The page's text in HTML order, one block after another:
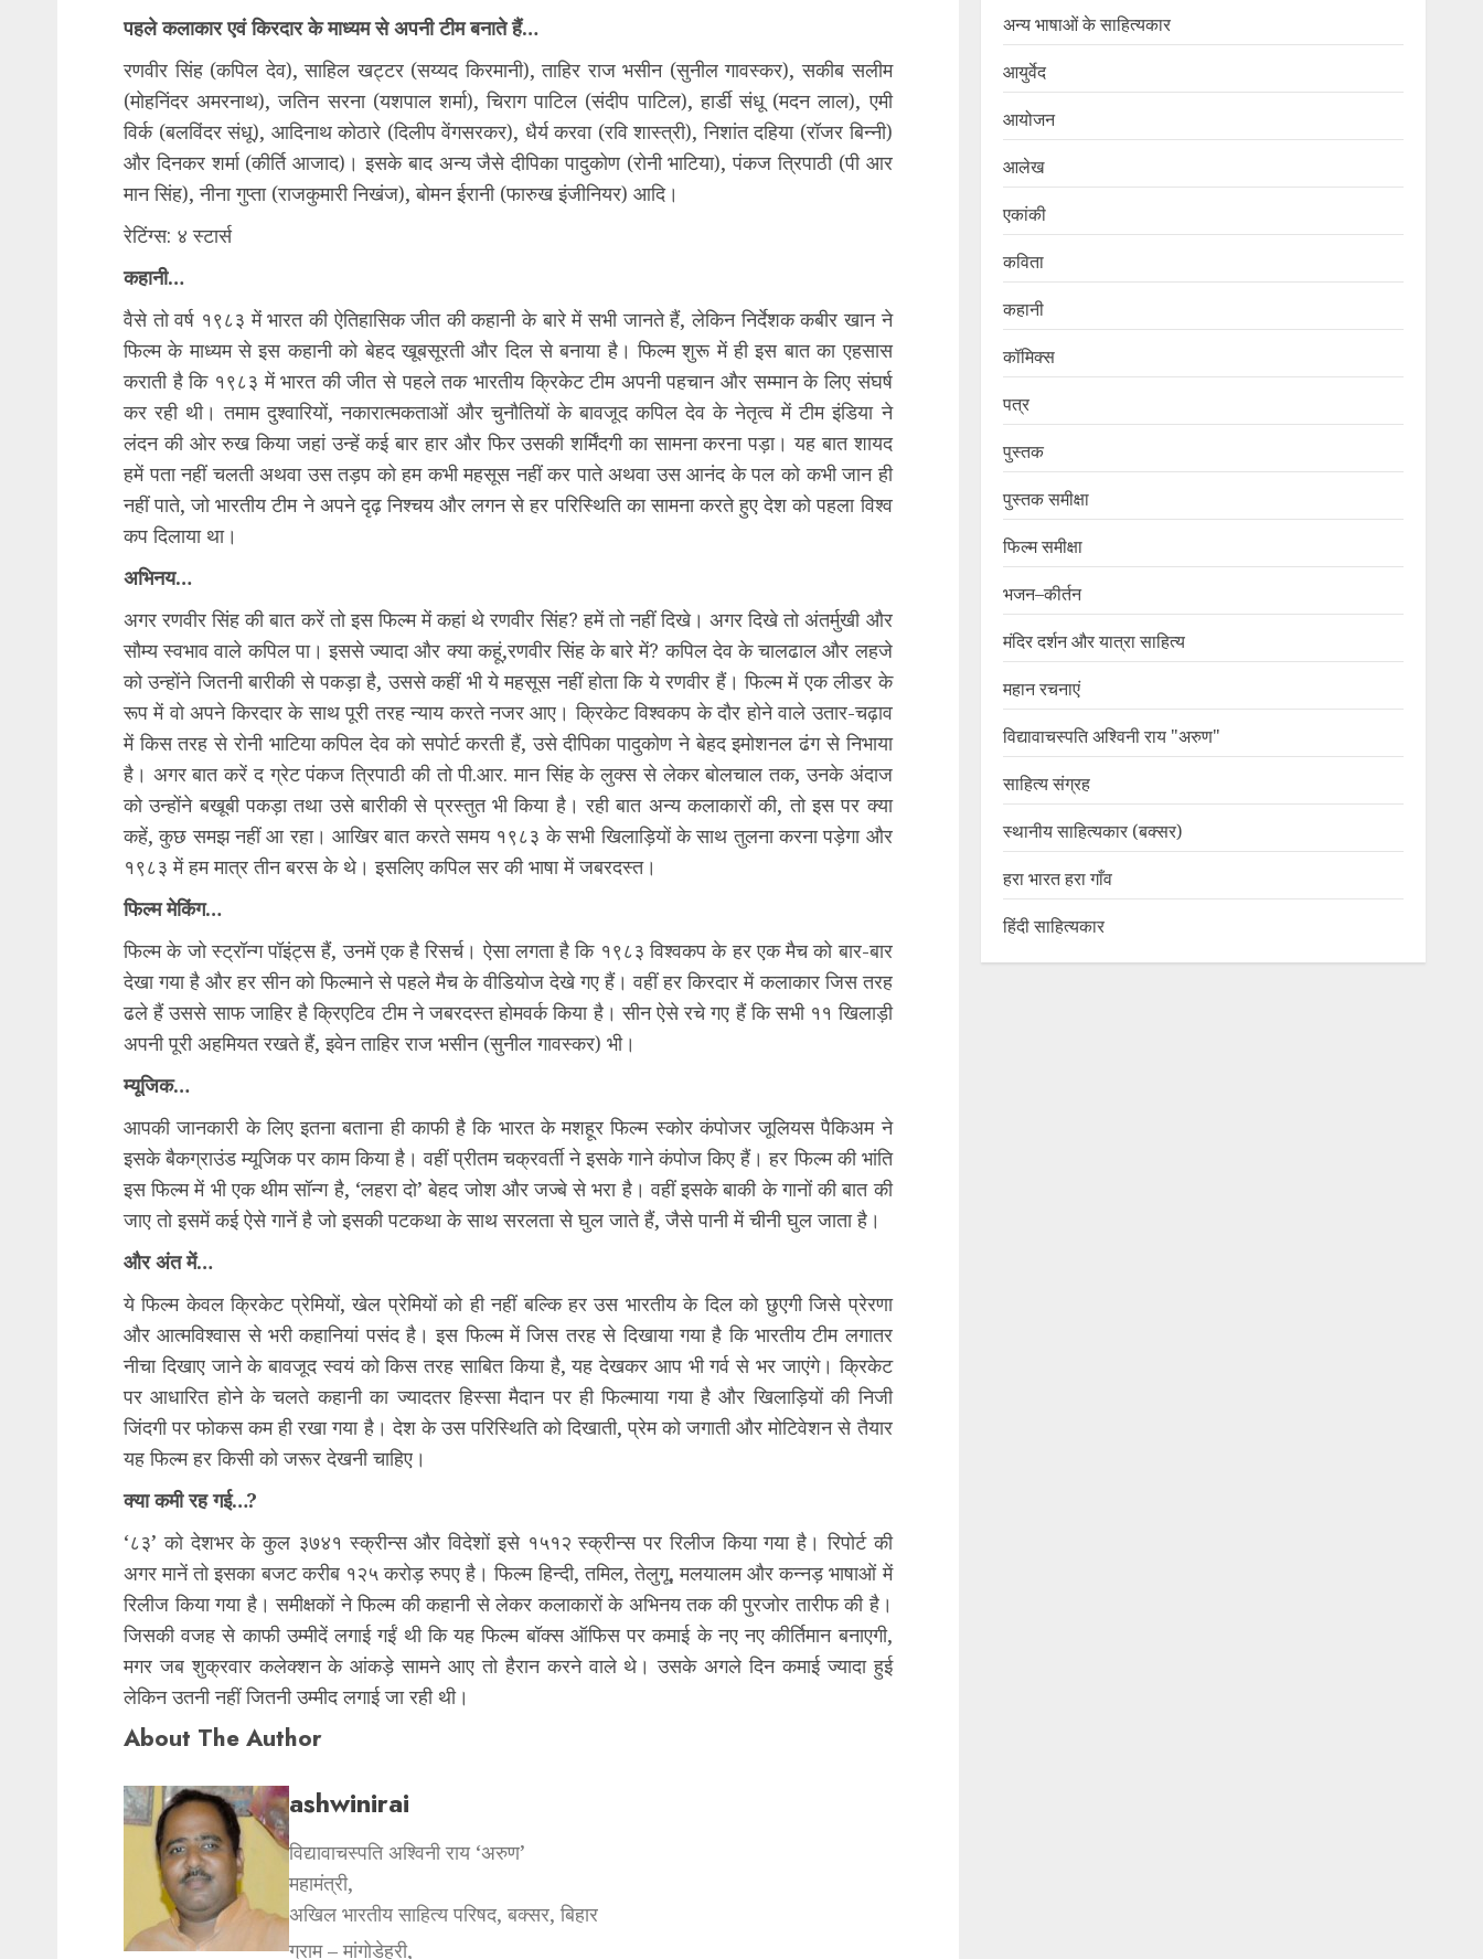
पहले कलाकार एवं किरदार के माध्यम से अपनी टीम बनाते हैं…
रणवीर सिंह (कपिल देव), साहिल खट्टर (सय्यद किरमानी), ताहिर राज भसीन (सुनील गावस्कर), सकीब सलीम
(मोहनिंदर अमरनाथ), जतिन सरना (यशपाल शर्मा), चिराग पाटिल (संदीप पाटिल), हार्डी संधू (मदन लाल), एमी
विर्क (बलविंदर संधू), आदिनाथ कोठारे (दिलीप वेंगसरकर), धैर्य करवा (रवि शास्त्री), निशांत दहिया (रॉजर बिन्नी)
और दिनकर शर्मा (कीर्ति आजाद)। इसके बाद अन्य जैसे दीपिका पादुकोण (रोनी भाटिया), पंकज त्रिपाठी (पी आर
मान सिंह), नीना गुप्ता (राजकुमारी निखंज), बोमन ईरानी (फारुख इंजीनियर) आदि।
रेटिंग्स: ४ स्टार्स
कहानी…
वैसे तो वर्ष १९८३ में भारत की ऐतिहासिक जीत की कहानी के बारे में सभी जानते हैं, लेकिन निर्देशक कबीर खान ने
फिल्म के माध्यम से इस कहानी को बेहद खूबसूरती और दिल से बनाया है। फिल्म शुरू में ही इस बात का एहसास
कराती है कि १९८३ में भारत की जीत से पहले तक भारतीय क्रिकेट टीम अपनी पहचान और सम्मान के लिए संघर्ष
कर रही थी। तमाम दुश्वारियों, नकारात्मकताओं और चुनौतियों के बावजूद कपिल देव के नेतृत्व में टीम इंडिया ने
लंदन की ओर रुख किया जहां उन्हें कई बार हार और फिर उसकी शर्मिंदगी का सामना करना पड़ा। यह बात शायद
हमें पता नहीं चलती अथवा उस तड़प को हम कभी महसूस नहीं कर पाते अथवा उस आनंद के पल को कभी जान ही
नहीं पाते, जो भारतीय टीम ने अपने दृढ़ निश्चय और लगन से हर परिस्थिति का सामना करते हुए देश को पहला विश्व
कप दिलाया था।
अभिनय…
अगर रणवीर सिंह की बात करें तो इस फिल्म में कहां थे रणवीर सिंह? हमें तो नहीं दिखे। अगर दिखे तो अंतर्मुखी और
सौम्य स्वभाव वाले कपिल पा। इससे ज्यादा और क्या कहूं,रणवीर सिंह के बारे में? कपिल देव के चालढाल और लहजे
को उन्होंने जितनी बारीकी से पकड़ा है, उससे कहीं भी ये महसूस नहीं होता कि ये रणवीर हैं। फिल्म में एक लीडर के
रूप में वो अपने किरदार के साथ पूरी तरह न्याय करते नजर आए। क्रिकेट विश्वकप के दौर होने वाले उतार-चढ़ाव
में किस तरह से रोनी भाटिया कपिल देव को सपोर्ट करती हैं, उसे दीपिका पादुकोण ने बेहद इमोशनल ढंग से निभाया
है। अगर बात करें द ग्रेट पंकज त्रिपाठी की तो पी.आर. मान सिंह के लुक्स से लेकर बोलचाल तक, उनके अंदाज
को उन्होंने बखूबी पकड़ा तथा उसे बारीकी से प्रस्तुत भी किया है। रही बात अन्य कलाकारों की, तो इस पर क्या
कहें, कुछ समझ नहीं आ रहा। आखिर बात करते समय १९८३ के सभी खिलाड़ियों के साथ तुलना करना पड़ेगा और
१९८३ में हम मात्र तीन बरस के थे। इसलिए कपिल सर की भाषा में जबरदस्त।
फिल्म मेकिंग…
फिल्म के जो स्ट्रॉन्ग पॉइंट्स हैं, उनमें एक है रिसर्च। ऐसा लगता है कि १९८३ विश्वकप के हर एक मैच को बार-बार
देखा गया है और हर सीन को फ‍िल्‍माने से पहले मैच के वीडियोज देखे गए हैं। वहीं हर किरदार में कलाकार जिस तरह
ढले हैं उससे साफ जाहिर है क्रिएटिव टीम ने जबरदस्‍त होमवर्क किया है। सीन ऐसे रचे गए हैं कि सभी ११ खिलाड़ी
अपनी पूरी अहमियत रखते हैं, इवेन ताहिर राज भसीन (सुनील गावस्कर) भी।
म्यूजिक…
आपकी जानकारी के लिए इतना बताना ही काफी है कि भारत के मशहूर फिल्म स्कोर कंपोजर जूलियस पैकिअम ने
इसके बैकग्राउंड म्यूजिक पर काम किया है। वहीं प्रीतम चक्रवर्ती ने इसके गाने कंपोज किए हैं। हर फिल्म की भांति
इस फिल्म में भी एक थीम सॉन्ग है, ‘लहरा दो’ बेहद जोश और जज्बे से भरा है। वहीं इसके बाकी के गानों की बात की
जाए तो इसमें कई ऐसे गानें है जो इसकी पटकथा के साथ सरलता से घुल जाते हैं, जैसे पानी में चीनी घुल जाता है।
और अंत में…
ये फिल्म केवल क्रिकेट प्रेमियों, खेल प्रेमियों को ही नहीं बल्कि हर उस भारतीय के दिल को छुएगी जिसे प्रेरणा
और आत्मविश्वास से भरी कहानियां पसंद है। इस फिल्म में जिस तरह से दिखाया गया है कि भारतीय टीम लगातर
नीचा दिखाए जाने के बावजूद स्वयं को किस तरह साबित किया है, यह देखकर आप भी गर्व से भर जाएंगे। क्रिकेट
पर आधारित होने के चलते कहानी का ज्यादतर हिस्सा मैदान पर ही फिल्माया गया है और खिलाड़ियों की निजी
जिंदगी पर फोकस कम ही रखा गया है। देश के उस परिस्थिति को दिखाती, प्रेम को जगाती और मोटिवेशन से तैयार
यह फिल्म हर किसी को जरूर देखनी चाहिए।
क्या कमी रह गई…?
‘८३’ को देशभर के कुल ३७४१ स्क्रीन्स और विदेशों इसे १५१२ स्क्रीन्स पर रिलीज किया गया है। रिपोर्ट की
अगर मानें तो इसका बजट करीब १२५ करोड़ रुपए है। फिल्म हिन्दी, तमिल, तेलुगू, मलयालम और कन्नड़ भाषाओं में
रिलीज किया गया है। समीक्षकों ने फिल्म की कहानी से लेकर कलाकारों के अभिनय तक की पुरजोर तारीफ की है।
जिसकी वजह से काफी उम्मीदें लगाई गईं थी कि यह फिल्म बॉक्स ऑफिस पर कमाई के नए नए कीर्तिमान बनाएगी,
मगर जब शुक्रवार कलेक्शन के आंकड़े सामने आए तो हैरान करने वाले थे। उसके अगले दिन कमाई ज्यादा हुई
लेकिन उतनी नहीं जितनी उम्मीद लगाई जा रही थी।
About The Author
ashwinirai
विद्यावाचस्पति अश्विनी राय ‘अरुण’
महामंत्री,
अखिल भारतीय साहित्य परिषद, बक्सर, बिहार
ग्राम – मांगोडेहरी,
अन्य भाषाओं के साहित्यकार
आयुर्वेद
आयोजन
आलेख
एकांकी
कविता
कहानी
कॉमिक्स
पत्र
पुस्तक
पुस्तक समीक्षा
फिल्म समीक्षा
भजन–कीर्तन
मंदिर दर्शन और यात्रा साहित्य
महान रचनाएं
विद्यावाचस्पति अश्विनी राय "अरुण"
साहित्य संग्रह
स्थानीय साहित्यकार (बक्सर)
हरा भारत हरा गाँव
हिंदी साहित्यकार